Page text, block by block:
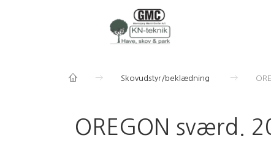
Skovudstyr/beklædning
OREGON sværd.